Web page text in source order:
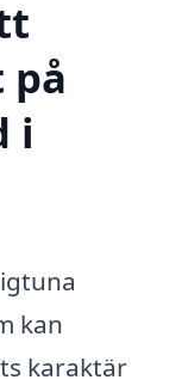
på
i
kan
karaktär